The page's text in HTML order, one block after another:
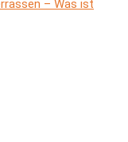
– Was ist